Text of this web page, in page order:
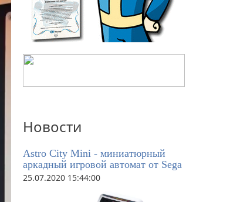
Новости
Astro City Mini - миниатюрный
аркадный игровой автомат от Sega
25.07.2020 15:44:00